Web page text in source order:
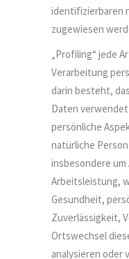
identifizierbaren
zugewiesen
„Profiling“ jede
Verarbeitung
darin besteht,
Daten
persönliche
natürliche
insbesondere
Arbeitsleistung,
Gesundheit,
Zuverlässigkeit,
Ortswechsel
analysieren oder